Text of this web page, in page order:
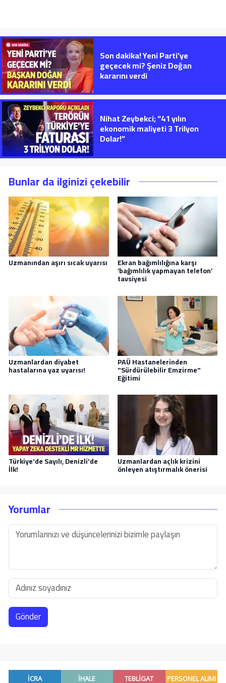
Son dakika! Yeni Parti’ye
geçecek mi? Şeniz Doğan
kararını verdi
Nihat Zeybekci; “41 yılın
ekonomik maliyeti 3 Trilyon
Dolar!”
Bunlar da ilginizi çekebilir
Uzmanından aşırı sıcak uyarısı Ekran bağımlılığına karşı
’bağımlılık yapmayan telefon’
tavsiyesi
Uzmanlardan diyabet
hastalarına yaz uyarısı!
PAÜ Hastanelerinden
"Sürdürülebilir Emzirme"
Eğitimi
Türkiye'de Sayılı, Denizli'de
İlk!
Uzmanlardan açlık krizini
önleyen atıştırmalık önerisi
Yorumlar
Gönder